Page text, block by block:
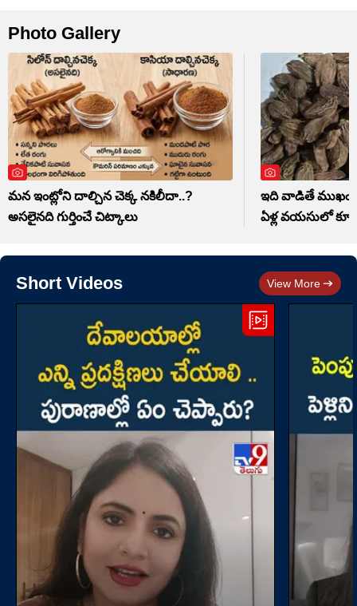
Photo Gallery
మన ఇంట్లోని దాల్చిన చెక్క నకిలీదా..?
అసలైనది గుర్తించే చిట్కాలు
ఇది వాడితే
ఏళ్ల వయసులో
Short Videos View More